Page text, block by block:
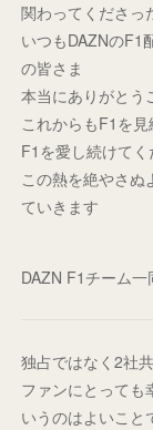
関わってくださっ
いつもDAZNのF1
の皆さま
本当にありがとう
これからもF1を
F1を愛し続けてく
この熱を絶やさぬ
ていきます
DAZN F1チーム一
独占ではなく2社
ファンにとっても
いうのはよいこと